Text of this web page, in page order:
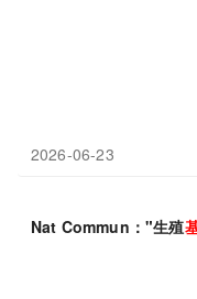
2026-06-23
Nat Commun："生殖